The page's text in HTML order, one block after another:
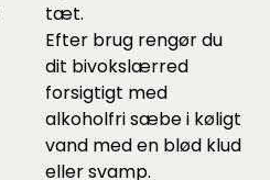
tæt.
Efter brug rengør du
dit bivokslærred
forsigtigt med
alkoholfri sæbe i køligt
vand med en blød klud
eller svamp.